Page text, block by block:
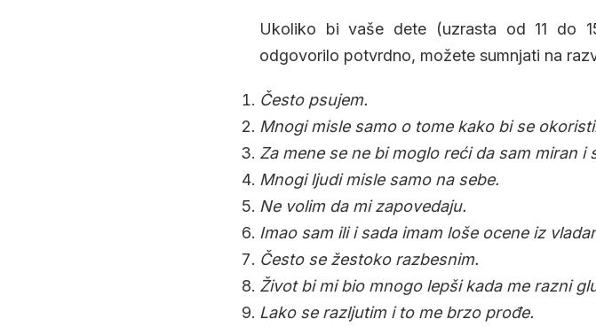
Ukoliko bi vaše dete (uzrasta od 11 do
odgovorilo potvrdno, možete sumnjati na
Često psujem.
Mnogi misle samo o tome kako bi se
Za mene se ne bi moglo reći da sam miran i
Mnogi ljudi misle samo na sebe.
Ne volim da mi zapovedaju.
Imao sam ili i sada imam loše ocene iz
Često se žestoko razbesnim.
Život bi mi bio mnogo lepši kada me razni
Lako se razljutim i to me brzo prođe.